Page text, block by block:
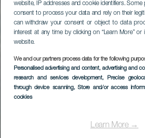
website, IP addresses and cookie identifiers.
consent to process your data and rely on their
can withdraw your consent or object to data
interest at any time by clicking on “Learn More”
website.
We and our partners process data for the following
Personalised advertising and content, advertising and
research and services development, Precise
through device scanning, Store and/or access
cookies
Learn More →